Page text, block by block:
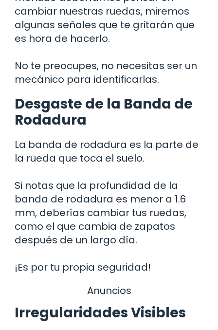
cambiar nuestras ruedas, miremos
algunas señales que te gritarán que
es hora de hacerlo.
No te preocupes, no necesitas ser un
mecánico para identificarlas.
Desgaste de la Banda de
Rodadura
La banda de rodadura es la parte de
la rueda que toca el suelo.
Si notas que la profundidad de la
banda de rodadura es menor a 1.6
mm, deberías cambiar tus ruedas,
como el que cambia de zapatos
después de un largo día.
¡Es por tu propia seguridad!
Anuncios
Irregularidades Visibles